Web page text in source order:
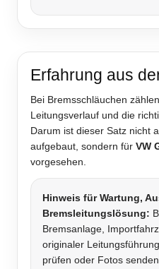
Erfahrung aus
Bei Bremsschläuchen
Leitungsverlauf und die
Darum ist dieser Satz nicht
aufgebaut, sondern für VW
vorgesehen.
Hinweis für Wartung,
Bremsleitungslösung:
Bremsanlage,
originaler
prüfen oder Fotos